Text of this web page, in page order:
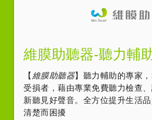
維膜助聽器-聽力輔
【 維膜助聽器】聽力輔助的專家
受損者，藉由專業免費聽力檢查
新聽見好聲音。全方位提升生活
清楚而困擾